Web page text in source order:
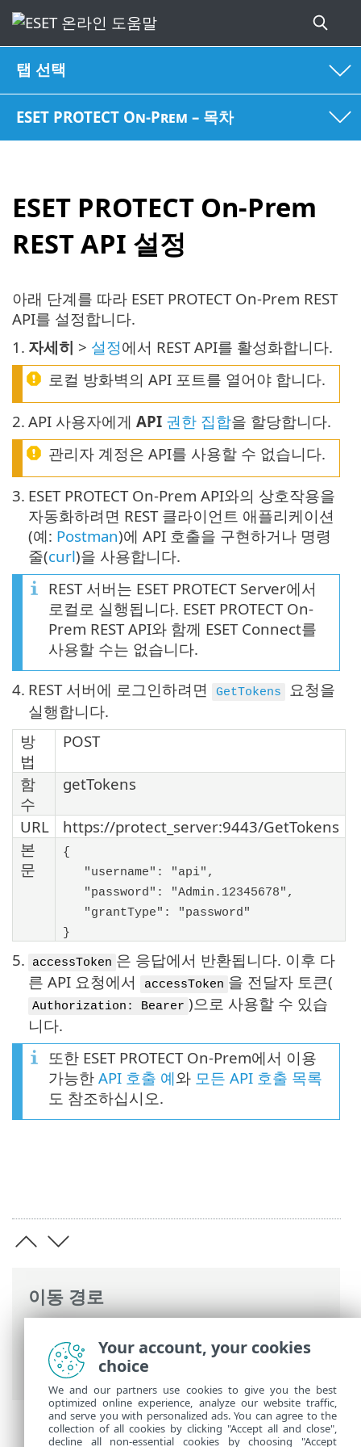
탭 선택
ESET PROTECT On-Prem – 목차
ESET PROTECT On-Prem
REST API 설정
이동 경로
Prem>ESET PROTECT On-Prem REST API
> ESET PROTECT On-Prem REST API 설정
아래 단계를 따라 ESET PROTECT On-Prem REST
API를 설정합니다.
1. 자세히 > 설정에서 REST API를 활성화합니다.
로컬 방화벽의 API 포트를 열어야 합니다.
2. API 사용자에게 API 권한 집합을 할당합니다.
관리자 계정은 API를 사용할 수 없습니다.
3. ESET PROTECT On-Prem API와의 상호작용을
자동화하려면 REST 클라이언트 애플리케이션
(예: Postman)에 API 호출을 구현하거나 명령
줄(curl)을 사용합니다.
REST 서버는 ESET PROTECT Server에서
로컬로 실행됩니다. ESET PROTECT On-
Prem REST API와 함께 ESET Connect를
사용할 수는 없습니다.
4. REST 서버에 로그인하려면 GetTokens
요청을
실행합니다.
방
법
POST
함
수
getTokens
URL
https://protect_server:9443/GetTokens
본
문
{
"username": "api",
"password": "Admin.12345678",
"grantType": "password"
}
5. accessToken 은 응답에서 반환됩니다. 이후 다
른 API 요청에서
accessToken 을 전달자 토큰(
Authorization: Bearer )으로 사용할 수 있습
니다.
또한 ESET PROTECT On-Prem에서 이용
가능한 API 호출 예와 모든 API 호출 목록
도 참조하십시오.
Your account, your cookies
choice
We and our partners use cookies to give you the best
optimized online experience, analyze our website traffic,
and serve you with personalized ads. You can agree to the
collection of all cookies by clicking "Accept all and close",
decline all non-essential cookies by choosing "Accept